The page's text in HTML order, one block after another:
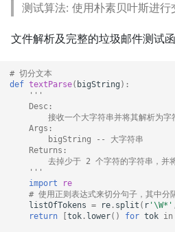
测试算法: 使用朴素贝叶斯进行
文件解析及完整的垃圾邮件测试
# 切分文本
def textParse( bigString ):
'''
    Desc:
接收一个大字符串并将其解析为字
    Args:
        bigString -- 大字符串
    Returns:
去掉少于 2 个字符的字符串，并
    '''
import
re
# 使用正则表达式来切分句子，其中分
listOfTokens = re . split ( r '\W*'
return
[tok . lower() for tok in